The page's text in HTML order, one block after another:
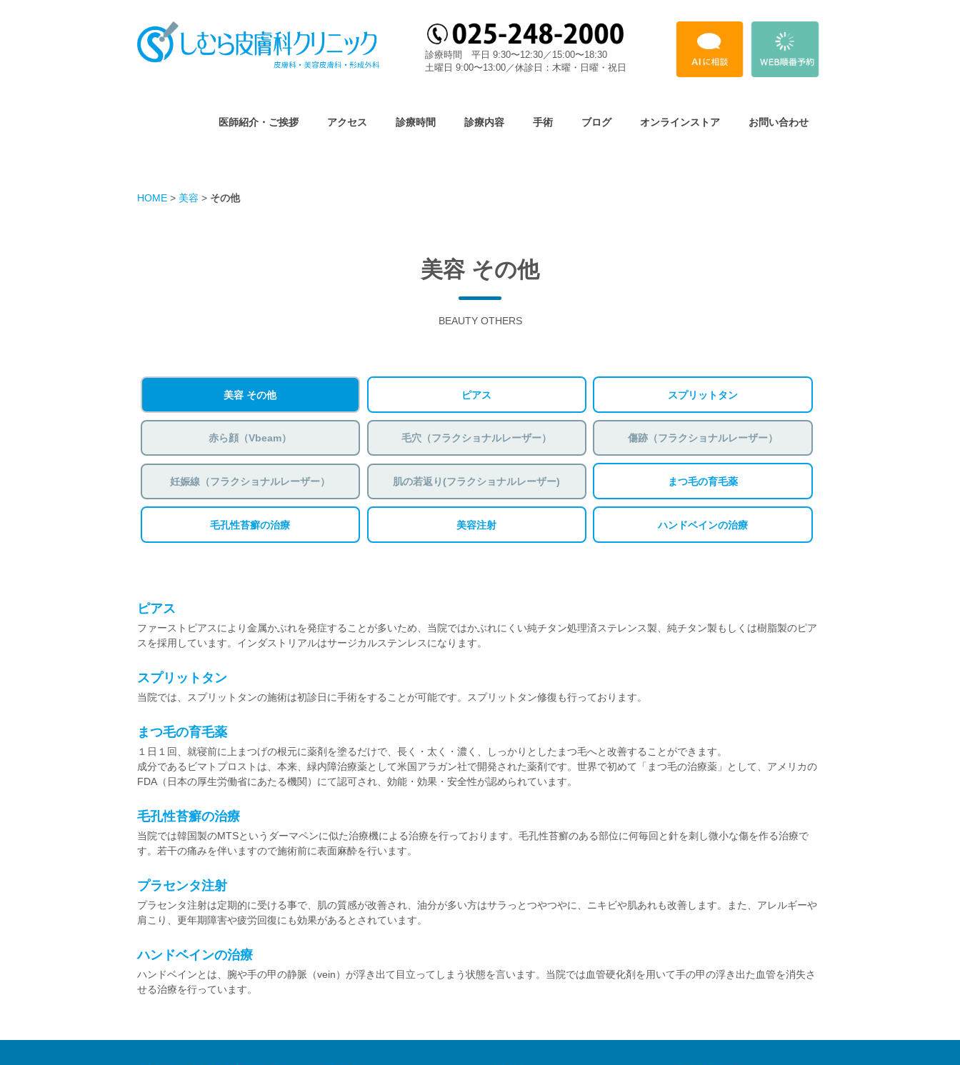
診療時間 平日 9:30〜12:30／15:00〜18:30
土曜日 9:00〜13:00／休診日：木曜・日曜・祝日
医師紹介・ご挨拶 アクセス 診療時間 診療内容 手術 ブログ オンラインストア お問い合わせ
HOME > 美容 > その他
美容 その他
BEAUTY OTHERS
美容 その他 ピアス スプリットタン
赤ら顔（Vbeam） 毛穴（フラクショナルレーザー） 傷跡（フラクショナルレーザー）
妊娠線（フラクショナルレーザー） 肌の若返り(フラクショナルレーザー) まつ毛の育毛薬
毛孔性苔癬の治療 美容注射 ハンドベインの治療
ピアス
ファーストピアスにより金属かぶれを発症することが多いため、当院ではかぶれにくい純チタン処理済ステレンス製、純チタン製もしくは樹脂製のピア
スを採用しています。インダストリアルはサージカルステンレスになります。
スプリットタン
当院では、スプリットタンの施術は初診日に手術をすることが可能です。スプリットタン修復も行っております。
まつ毛の育毛薬
１日１回、就寝前に上まつげの根元に薬剤を塗るだけで、長く・太く・濃く、しっかりとしたまつ毛へと改善することができます。
成分であるビマトプロストは、本来、緑内障治療薬として米国アラガン社で開発された薬剤です。世界で初めて「まつ毛の治療薬」として、アメリカの
FDA（日本の厚生労働省にあたる機関）にて認可され、効能・効果・安全性が認められています。
毛孔性苔癬の治療
当院では韓国製のMTSというダーマペンに似た治療機による治療を行っております。毛孔性苔癬のある部位に何毎回と針を刺し微小な傷を作る治療で
す。若干の痛みを伴いますので施術前に表面麻酔を行います。
プラセンタ注射
プラセンタ注射は定期的に受ける事で、肌の質感が改善され、油分が多い方はサラっとつやつやに、ニキビや肌あれも改善します。また、アレルギーや
肩こり、更年期障害や疲労回復にも効果があるとされています。
ハンドベインの治療
ハンドベインとは、腕や手の甲の静脈（vein）が浮き出て目立ってしまう状態を言います。当院では血管硬化剤を用いて手の甲の浮き出た血管を消失さ
せる治療を行っています。